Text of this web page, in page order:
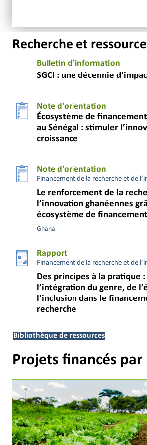
Recherche et
Bulletin d’information
SGCI : une décennie
Note d'orientation
Écosystème de
au Sénégal : stimuler
croissance
Note d'orientation
Financement de la recherche et de
Le renforcement de la
l’innovation ghanéennes
écosystème de
Ghana
Rapport
Financement de la recherche et de
Des principes à la pratique
l’intégration du genre, de
l’inclusion dans le
recherche
Bibliothèque de ressources
Projets financés par